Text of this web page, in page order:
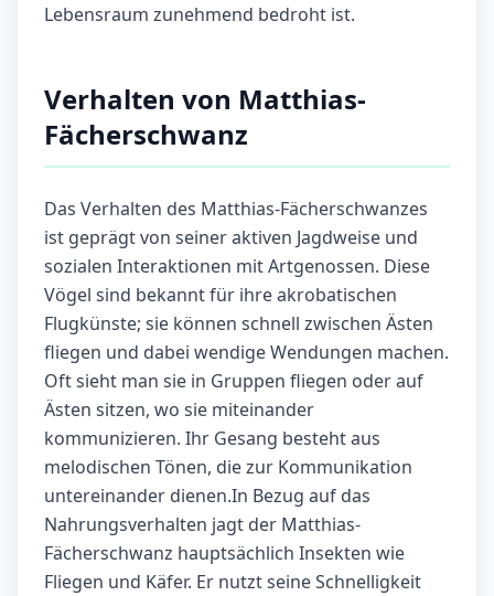
Lebensraum zunehmend bedroht ist.
Verhalten von Matthias-
Fächerschwanz
Das Verhalten des Matthias-Fächerschwanzes
ist geprägt von seiner aktiven Jagdweise und
sozialen Interaktionen mit Artgenossen. Diese
Vögel sind bekannt für ihre akrobatischen
Flugkünste; sie können schnell zwischen Ästen
fliegen und dabei wendige Wendungen machen.
Oft sieht man sie in Gruppen fliegen oder auf
Ästen sitzen, wo sie miteinander
kommunizieren. Ihr Gesang besteht aus
melodischen Tönen, die zur Kommunikation
untereinander dienen.In Bezug auf das
Nahrungsverhalten jagt der Matthias-
Fächerschwanz hauptsächlich Insekten wie
Fliegen und Käfer. Er nutzt seine Schnelligkeit